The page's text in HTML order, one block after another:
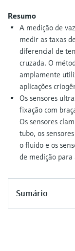
Device Viewer
Find product-specific
documentation
Spare parts finder
Find spare parts by
or serial number
Comprar tudo
Tecnologia
Comprar tudo
do processo para
decisões
Resumo
A medição de
medir as taxas
diferencial de
cruzada. O
amplamente
aplicações
Os sensores
fixação com
Os sensores
tubo, os
o fluido e os
de medição para
Sumário